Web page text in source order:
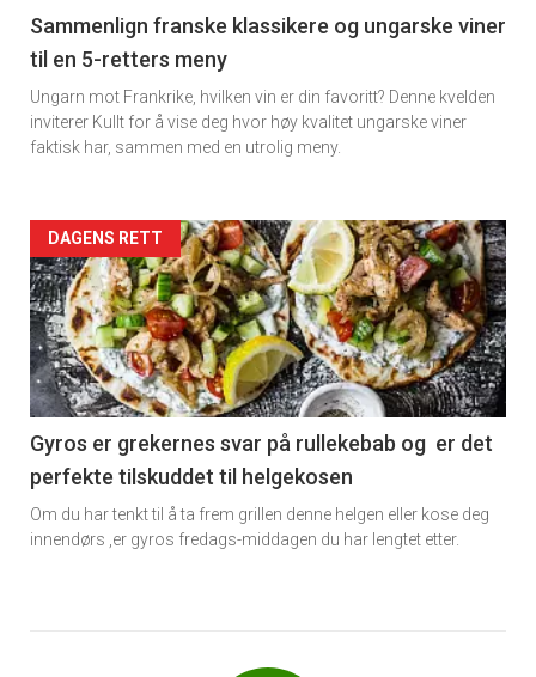
5
Sammenlign franske klassikere og ungarske viner
til en 5-retters meny
Ungarn mot Frankrike, hvilken vin er din favoritt? Denne kvelden
inviterer Kullt for å vise deg hvor høy kvalitet ungarske viner
faktisk har, sammen med en utrolig meny.
Forsiden
akkurat
nå
-
6
DAGENS RETT
Gyros er grekernes svar på rullekebab og er det
perfekte tilskuddet til helgekosen
Om du har tenkt til å ta frem grillen denne helgen eller kose deg
innendørs ,er gyros fredags-middagen du har lengtet etter.